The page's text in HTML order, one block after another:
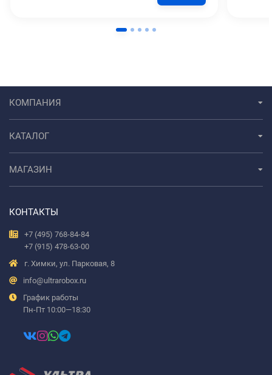
КОМПАНИЯ
КАТАЛОГ
МАГАЗИН
КОНТАКТЫ
+7 (495) 768-84-84
+7 (915) 478-63-00
г. Химки, ул. Парковая, 8
info@ultrarobox.ru
График работы
Пн-Пт 10:00—18:30